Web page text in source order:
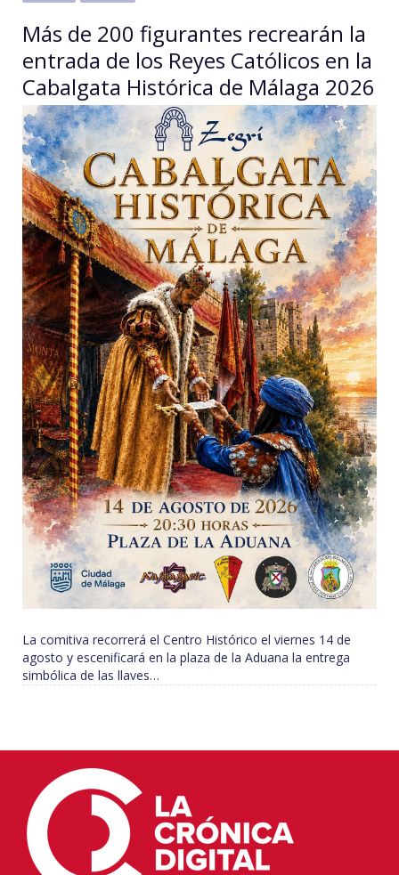
Más de 200 figurantes recrearán la
entrada de los Reyes Católicos en la
Cabalgata Histórica de Málaga 2026
La comitiva recorrerá el Centro Histórico el viernes 14 de
agosto y escenificará en la plaza de la Aduana la entrega
simbólica de las llaves…